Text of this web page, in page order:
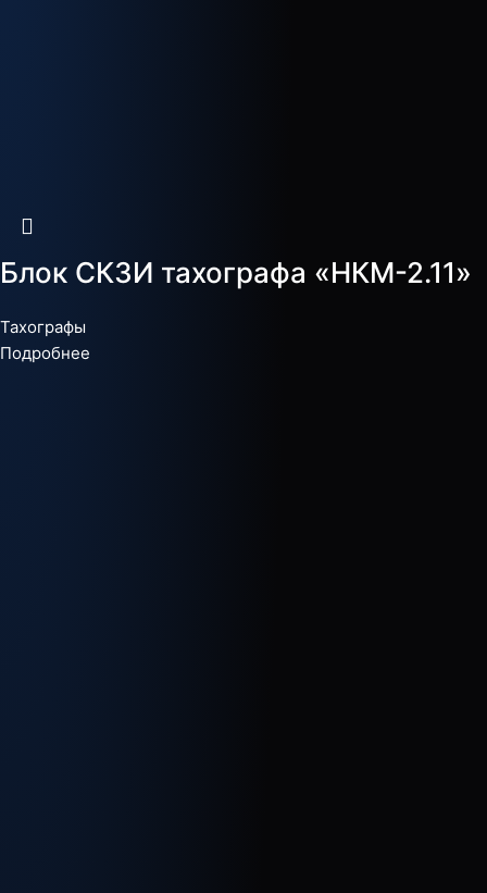
Блок СКЗИ тахографа «НКМ-2.11»
Тахографы
Подробнее